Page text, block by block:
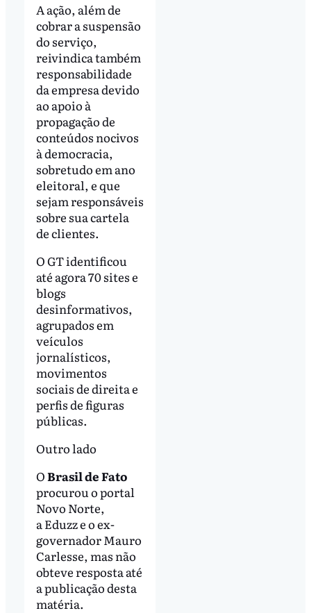
A ação, além de
cobrar a suspensão
do serviço,
reivindica também
responsabilidade
da empresa devido
ao apoio à
propagação de
conteúdos nocivos
à democracia,
sobretudo em ano
eleitoral, e que
sejam responsáveis
sobre sua cartela
de clientes.
O GT identificou
até agora 70 sites e
blogs
desinformativos,
agrupados em
veículos
jornalísticos,
movimentos
sociais de direita e
perfis de figuras
públicas.
Outro lado
OBrasil de Fato
procurou o portal
Novo Norte,
a Eduzz e o ex-
governador Mauro
Carlesse, mas não
obteve resposta até
a publicação desta
matéria.